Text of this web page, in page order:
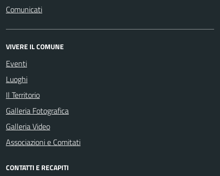
Comunicati
VIVERE IL COMUNE
Eventi
Luoghi
Il Territorio
Galleria Fotografica
Galleria Video
Associazioni e Comitati
CONTATTI E RECAPITI